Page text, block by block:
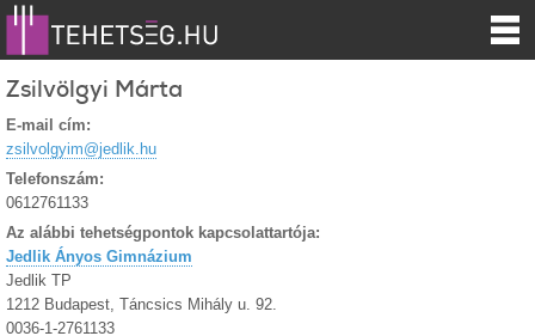
Zsilvölgyi Márta
E-mail cím:
zsilvolgyim@jedlik.hu
Telefonszám:
0612761133
Az alábbi tehetségpontok kapcsolattartója:
Jedlik Ányos Gimnázium
Jedlik TP
1212 Budapest, Táncsics Mihály u. 92.
0036-1-2761133